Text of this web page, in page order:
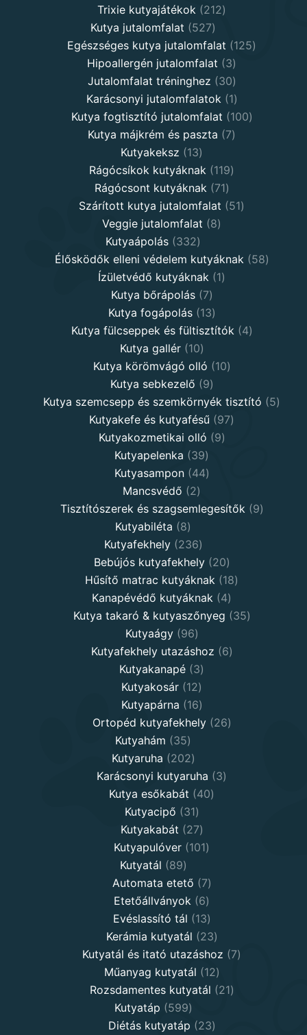
products
Trixie kutyajátékok 212212
Kutya jutalomfalat 527527
products
Egészséges kutya jutalomfalat 125125
Hipoallergén jutalomfalat 33
products
Jutalomfalat tréninghez 3030
products
Karácsonyi jutalomfalatok 11
product
Kutya fogtisztító jutalomfalat 100100
Kutya májkrém és paszta 77
Kutyakeksz 1313
products
Rágócsíkok kutyáknak 119119
Rágócsont kutyáknak 7171
products
Szárított kutya jutalomfalat 5151
Veggie jutalomfalat 88
Kutyaápolás 332332
products
Élősködők elleni védelem kutyáknak 5858
Ízületvédő kutyáknak 11
Kutya bőrápolás 77
products
Kutya fogápolás 1313
products
Kutya fülcseppek és fültisztítók 44
Kutya gallér 1010
products
Kutya körömvágó olló 1010
Kutya sebkezelő 99
products
Kutya szemcsepp és szemkörnyék tisztító 55
Kutyakefe és kutyafésű 9797
Kutyakozmetikai olló 99
Kutyapelenka 3939
products
Kutyasampon 4444
Mancsvédő 22
products
Tisztítószerek és szagsemlegesítők 99
Kutyabiléta 88
products
Kutyafekhely 236236
products
Bebújós kutyafekhely 2020
products
Hűsítő matrac kutyáknak 1818
Kanapévédő kutyáknak 44
products
Kutya takaró & kutyaszőnyeg 3535
Kutyaágy 9696
products
Kutyafekhely utazáshoz 66
Kutyakanapé 33
products
Kutyakosár 1212
products
Kutyapárna 1616
products
Ortopéd kutyafekhely 2626
Kutyahám 3535
products
Kutyaruha 202202
products
Karácsonyi kutyaruha 33
Kutya esőkabát 4040
Kutyacipő 3131
products
Kutyakabát 2727
products
Kutyapulóver 101101
Kutyatál 8989
products
Automata etető 77
products
Etetőállványok 66
products
Evéslassító tál 1313
products
Kerámia kutyatál 2323
products
Kutyatál és itató utazáshoz 77
Műanyag kutyatál 1212
products
Rozsdamentes kutyatál 2121
Kutyatáp 599599
products
Diétás kutyatáp 2323